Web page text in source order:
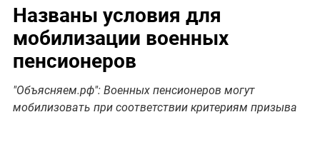
Названы условия для
мобилизации военных
пенсионеров
"Объясняем.рф": Военных пенсионеров могут
мобилизовать при соответствии критериям призыва